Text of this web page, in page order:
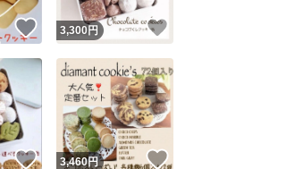
いいね！
3,300 円
いいね！
3,460円